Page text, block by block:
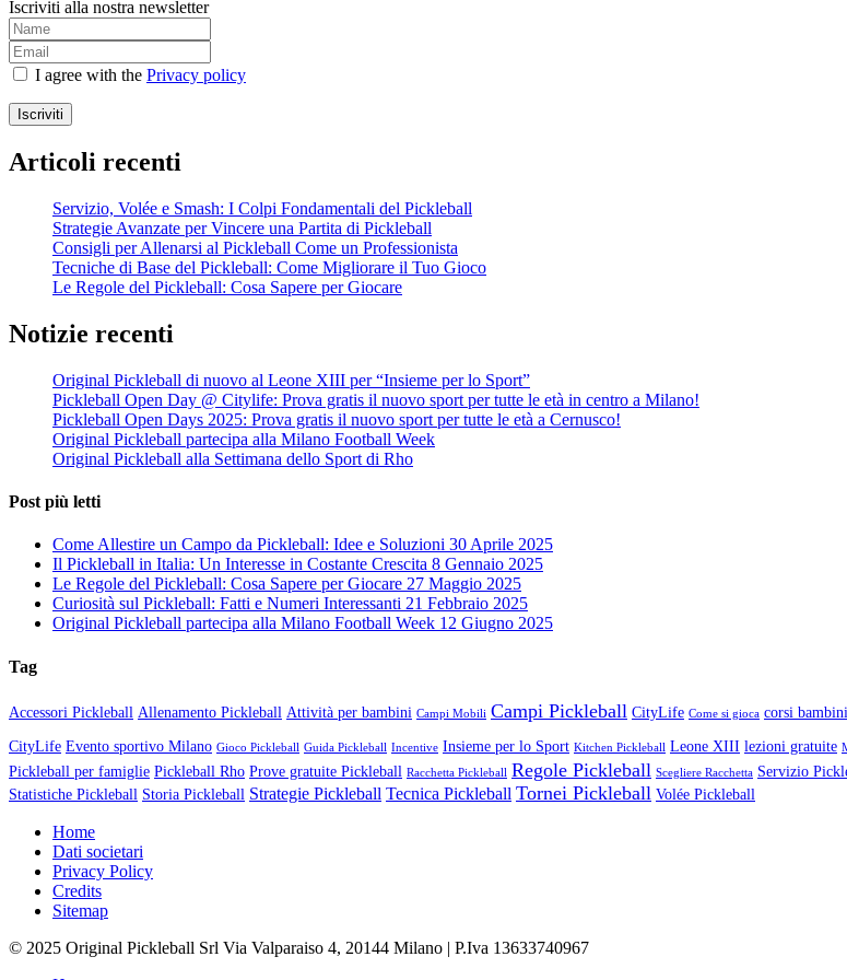
Iscriviti alla nostra newsletter
I agree with the Privacy policy
Iscriviti
Articoli recenti
Servizio, Volée e Smash: I Colpi Fondamentali del Pickleball
Strategie Avanzate per Vincere una Partita di Pickleball
Consigli per Allenarsi al Pickleball Come un Professionista
Tecniche di Base del Pickleball: Come Migliorare il Tuo Gioco
Le Regole del Pickleball: Cosa Sapere per Giocare
Notizie recenti
Original Pickleball di nuovo al Leone XIII per “Insieme per lo Sport”
Pickleball Open Day @ Citylife: Prova gratis il nuovo sport per tutte le età in centro a Milano!
Pickleball Open Days 2025: Prova gratis il nuovo sport per tutte le età a Cernusco!
Original Pickleball partecipa alla Milano Football Week
Original Pickleball alla Settimana dello Sport di Rho
Post più letti
Come Allestire un Campo da Pickleball: Idee e Soluzioni 30 Aprile 2025
Il Pickleball in Italia: Un Interesse in Costante Crescita 8 Gennaio 2025
Le Regole del Pickleball: Cosa Sapere per Giocare 27 Maggio 2025
Curiosità sul Pickleball: Fatti e Numeri Interessanti 21 Febbraio 2025
Original Pickleball partecipa alla Milano Football Week 12 Giugno 2025
Tag
Accessori Pickleball Allenamento Pickleball Attività per bambini Campi Mobili Campi Pickleball CityLife Come si gioca corsi bambini
CityLife Evento sportivo Milano Gioco Pickleball Guida Pickleball Incentive Insieme per lo Sport Kitchen Pickleball Leone XIII lezioni gratuite
Pickleball per famiglie Pickleball Rho Prove gratuite Pickleball Racchetta Pickleball Regole Pickleball Scegliere Racchetta Servizio
Statistiche Pickleball Storia Pickleball Strategie Pickleball Tecnica Pickleball Tornei Pickleball Volée Pickleball
Home
Dati societari
Privacy Policy
Credits
Sitemap
© 2025 Original Pickleball Srl Via Valparaiso 4, 20144 Milano | P.Iva 13633740967